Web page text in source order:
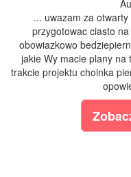
... uwazam za
przygotowac ciasto
obowiazkowo
jakie Wy macie plany
trakcie projektu choinka